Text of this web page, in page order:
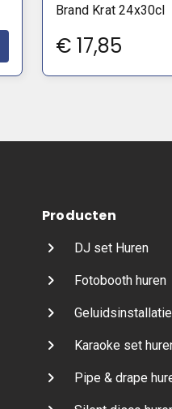
Brand Krat 24x30cl
€ 17,85
Producten
DJ set Huren
Fotobooth huren
Karaoke set
Pipe & drape